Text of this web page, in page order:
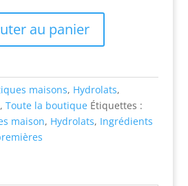
au panier
maisons, Hydrolats,
, Toute la boutique Étiquettes :
maison, Hydrolats, Ingrédients